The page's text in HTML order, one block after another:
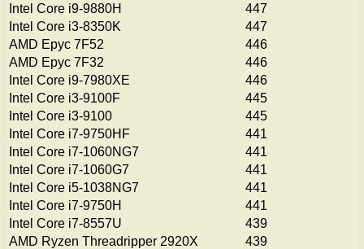
Intel Core i9-9880H
447
Intel Core i3-8350K
447
AMD Epyc 7F52
446
AMD Epyc 7F32
446
Intel Core i9-7980XE
446
Intel Core i3-9100F
445
Intel Core i3-9100
445
Intel Core i7-9750HF
441
Intel Core i7-1060NG7
441
Intel Core i7-1060G7
441
Intel Core i5-1038NG7
441
Intel Core i7-9750H
441
Intel Core i7-8557U
439
AMD Ryzen Threadripper 2920X
439